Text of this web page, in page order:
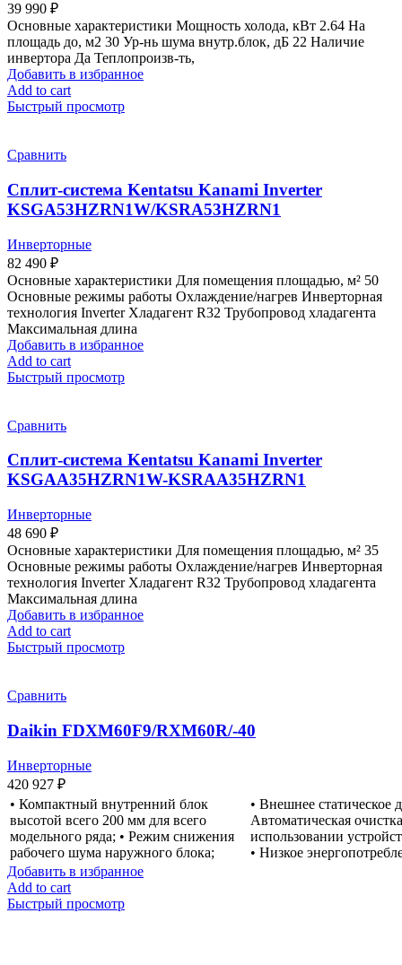
39 990 ₽
Основные характеристики Мощность холода, кВт 2.64 На
площадь до, м2 30 Ур-нь шума внутр.блок, дБ 22 Наличие
инвертора Да Теплопроизв-ть,
Добавить в избранное
Add to cart
Быстрый просмотр
Сравнить
Сплит-система Kentatsu Kanami Inverter
KSGA53HZRN1W/KSRA53HZRN1
Инверторные
82 490 ₽
Основные характеристики Для помещения площадью, м² 50
Основные режимы работы Охлаждение/нагрев Инверторная
технология Inverter Хладагент R32 Трубопровод хладагента
Максимальная длина
Добавить в избранное
Add to cart
Быстрый просмотр
Сравнить
Сплит-система Kentatsu Kanami Inverter
KSGAA35HZRN1W-KSRAA35HZRN1
Инверторные
48 690 ₽
Основные характеристики Для помещения площадью, м² 35
Основные режимы работы Охлаждение/нагрев Инверторная
технология Inverter Хладагент R32 Трубопровод хладагента
Максимальная длина
Добавить в избранное
Add to cart
Быстрый просмотр
Сравнить
Daikin FDXM60F9/RXM60R/-40
Инверторные
420 927 ₽
• Компактный внутренний блок
высотой всего 200 мм для всего
модельного ряда; • Режим снижения
рабочего шума наружного блока;
• Внешнее статическое
Автоматическая
использовании
• Низкое
Добавить в избранное
Add to cart
Быстрый просмотр